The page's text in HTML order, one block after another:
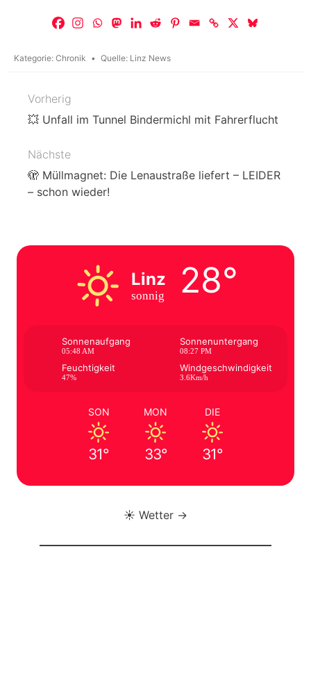
Kategorie: Chronik Quelle: Linz News
Beitragsnavigation
Vorherig
💥 Unfall im Tunnel Bindermichl mit Fahrerflucht
Nächste
🫣 Müllmagnet: Die Lenaustraße liefert – LEIDER
– schon wieder!
Linz
sonnig 28°
Sonnenaufgang
05:48 AM
Sonnenuntergang
08:27 PM
Feuchtigkeit
47%
Windgeschwindigkeit
3.6Km/h
SON
31°
MON
33°
DIE
31°
☀️ Wetter →